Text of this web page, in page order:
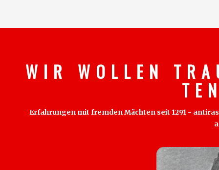
W I R W O L L E N T R
T E
Erfahrungen mit fremden Mächten seit 1291 -